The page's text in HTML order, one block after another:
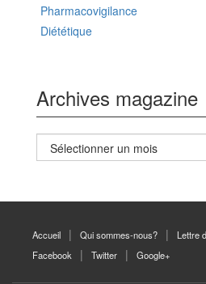
Pharmacovigilance
Diététique
Archives magazine
Archives
magazine
Accueil Qui sommes-nous? Lettre
Facebook
Twitter Google+